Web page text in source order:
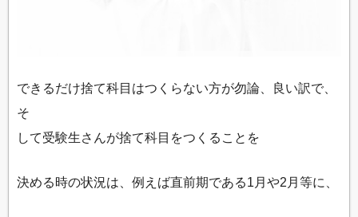
できるだけ捨て科目はつくらない方が勿論、良い訳で、
そ
して受験生さんが捨て科目をつくることを
決める時の状況は、例えば直前期である1月や2月等に、